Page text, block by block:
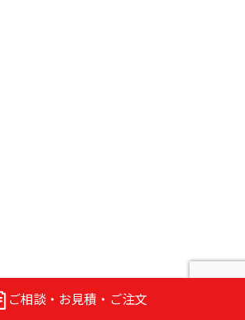
ご相談・お見積・ご注文